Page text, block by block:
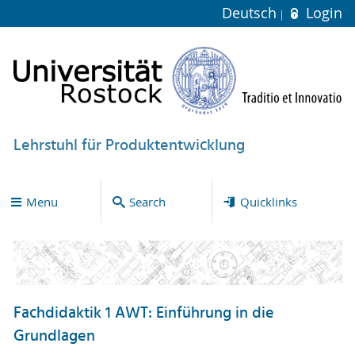
Deutsch Login
Lehrstuhl für Produktentwicklung
Menu Search Quicklinks
Fachdidaktik 1 AWT: Einführung in die
Grundlagen